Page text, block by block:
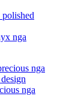
nga
nga